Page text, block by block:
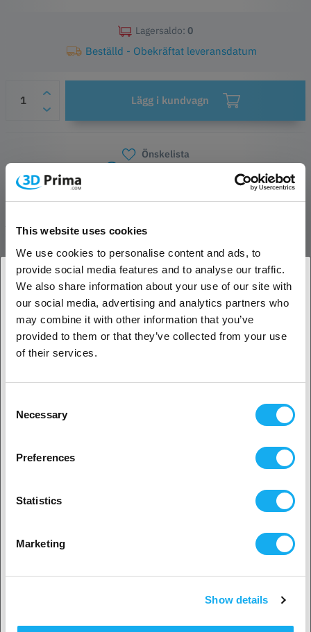
This website uses cookies
We use cookies to personalise content and ads, to
provide social media features and to analyse our traffic.
We also share information about your use of our site with
our social media, advertising and analytics partners who
may combine it with other information that you’ve
provided to them or that they’ve collected from your use
of their services.
Selection
Necessary
Preferences
Statistics
Marketing
Show details
Kompatibel med Creality Sermoon D3
Enkel att installera och underhålla
Lagersaldo: 0
Beställd - Obekräftat leveransdatum
Lägg i kundvagn
Önskelista
Creality Sermoon D3 Hotend Kit är en original reservdel för Sermoon
D3. Den säkerställer stabil uppvärmning och jämn extrusion, vilket
ger pålitlig och konsekvent utskriftskvalitet. Tillverkad i slitstarka
komponenter och enkel att installera och underhålla.
RECENSIONER
1. Är du en företagskund eller en privatkund?
Företagskund
Privat kund